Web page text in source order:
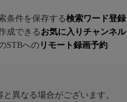
条件を保存する検索ワード登録
成できる お気に入りチャンネル
STBへの リモート録画予約
異なる場合がございます。